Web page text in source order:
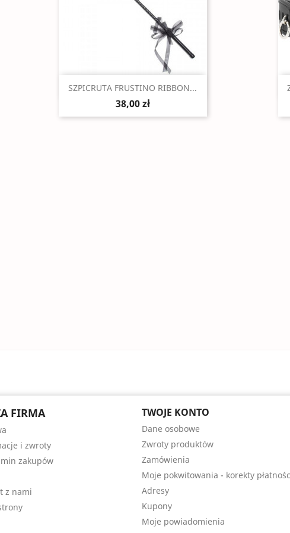
Szybki podgląd
SZPICRUTA FRUSTINO RIBBON...
38,00 zł
FIRMA
i zwroty
zakupów
z nami
TWOJE KONTO
Dane osobowe
Zwroty produktów
Zamówienia
Moje pokwitowania - korekty
Adresy
Kupony
Moje powiadomienia